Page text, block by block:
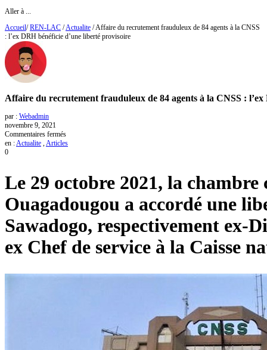
Aller à ...
Accueil/ REN-LAC /Actualite /Affaire du recrutement frauduleux de 84 agents à la CNSS
: l’ex DRH bénéficie d’une liberté provisoire
Affaire du recrutement frauduleux de 84 agents à la CNSS :
par : Webadmin
novembre 9, 2021
Commentaires fermés
Affaire
84
agents
à
CNSS
:
l’ex
DRH
liberté
en : Actualite
Articles
0
Le 29 octobre 2021, la
Ouagadougou a accordé une
Sawadogo, respectivement ex-
ex Chef de service à la Caisse